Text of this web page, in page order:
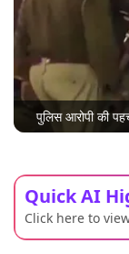
पुलिस आरोपी की
Quick AI
Click here to